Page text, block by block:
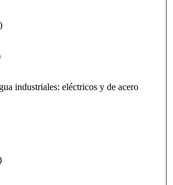
)
industriales: eléctricos y de acero